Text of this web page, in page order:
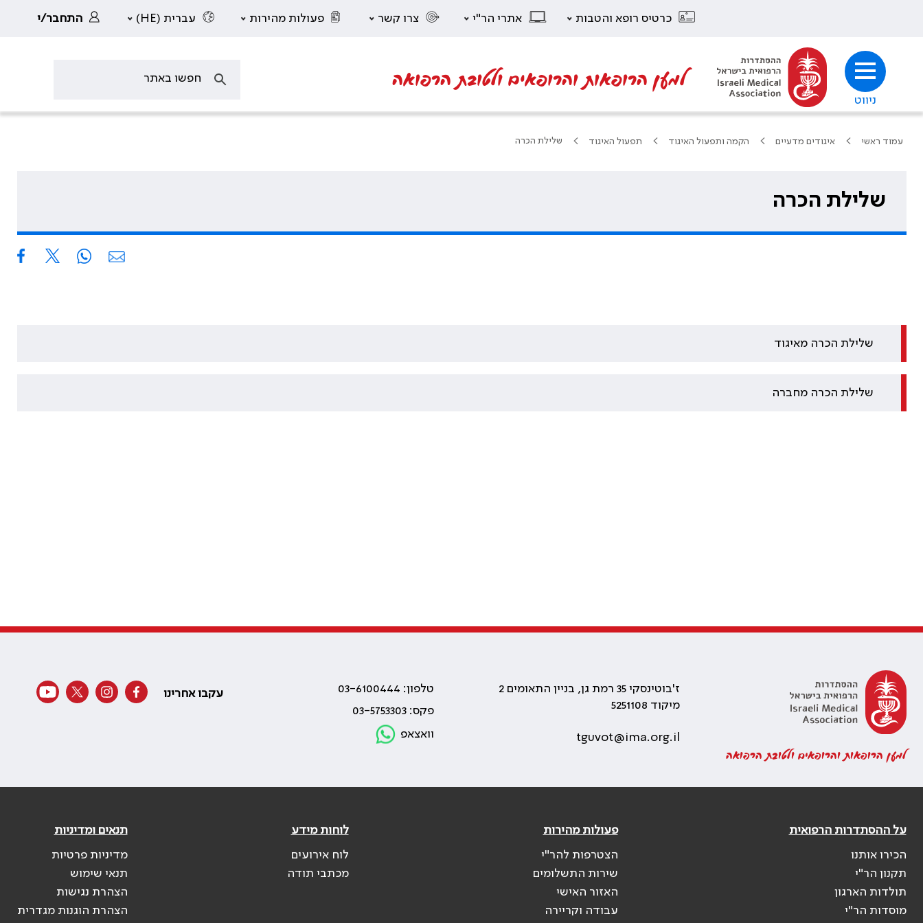
כרטיס רופא והטבות אתרי הר"י צרו קשר פעולות מהירות עברית (HE) התחבר/י
ניווט
למען הרופאות והרופאים ולטובת הרפואה
עמוד ראשי איגודים מדעיים הקמה ותפעול האיגוד תפעול האיגוד שלילת הכרה
שלילת הכרה
שלילת הכרה מאיגוד
שלילת הכרה מחברה
למען הרופאות והרופאים ולטובת הרפואה
ז'בוטינסקי 35 רמת גן, בניין התאומים 2
מיקוד 5251108
tguvot@ima.org.il
טלפון: 03-6100444
פקס: 03-5753303
וואצאפ
עקבו אחרינו
על ההסתדרות הרפואית
הכירו אותנו
תקנון הר"י
תולדות הארגון
מוסדות הר"י
פעולות מהירות
הצטרפות להר"י
שירות התשלומים
האזור האישי
עבודה וקריירה
לוחות מידע
לוח אירועים
מכתבי תודה
תנאים ומדיניות
מדיניות פרטיות
תנאי שימוש
הצהרת נגישות
הצהרת הוגנות מגדרית